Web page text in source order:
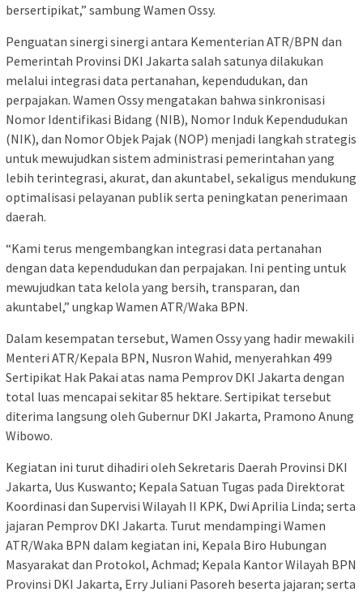
bersertipikat,” sambung Wamen Ossy.
Penguatan sinergi sinergi antara Kementerian ATR/BPN dan
Pemerintah Provinsi DKI Jakarta salah satunya dilakukan
melalui integrasi data pertanahan, kependudukan, dan
perpajakan. Wamen Ossy mengatakan bahwa sinkronisasi
Nomor Identifikasi Bidang (NIB), Nomor Induk Kependudukan
(NIK), dan Nomor Objek Pajak (NOP) menjadi langkah strategis
untuk mewujudkan sistem administrasi pemerintahan yang
lebih terintegrasi, akurat, dan akuntabel, sekaligus mendukung
optimalisasi pelayanan publik serta peningkatan penerimaan
daerah.
“Kami terus mengembangkan integrasi data pertanahan
dengan data kependudukan dan perpajakan. Ini penting untuk
mewujudkan tata kelola yang bersih, transparan, dan
akuntabel,” ungkap Wamen ATR/Waka BPN.
Dalam kesempatan tersebut, Wamen Ossy yang hadir mewakili
Menteri ATR/Kepala BPN, Nusron Wahid, menyerahkan 499
Sertipikat Hak Pakai atas nama Pemprov DKI Jakarta dengan
total luas mencapai sekitar 85 hektare. Sertipikat tersebut
diterima langsung oleh Gubernur DKI Jakarta, Pramono Anung
Wibowo.
Kegiatan ini turut dihadiri oleh Sekretaris Daerah Provinsi DKI
Jakarta, Uus Kuswanto; Kepala Satuan Tugas pada Direktorat
Koordinasi dan Supervisi Wilayah II KPK, Dwi Aprilia Linda; serta
jajaran Pemprov DKI Jakarta. Turut mendampingi Wamen
ATR/Waka BPN dalam kegiatan ini, Kepala Biro Hubungan
Masyarakat dan Protokol, Achmad; Kepala Kantor Wilayah BPN
Provinsi DKI Jakarta, Erry Juliani Pasoreh beserta jajaran; serta